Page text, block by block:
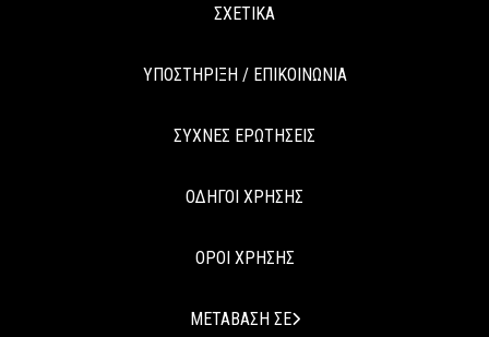
ΣΧΕΤΙΚΑ
ΥΠΟΣΤΗΡΙΞΗ / ΕΠΙΚΟΙΝΩΝΙΑ
ΣΥΧΝΕΣ ΕΡΩΤΗΣΕΙΣ
ΟΔΗΓΟΙ ΧΡΗΣΗΣ
ΟΡΟΙ ΧΡΗΣΗΣ
ΜΕΤΑΒΑΣΗ ΣΕ